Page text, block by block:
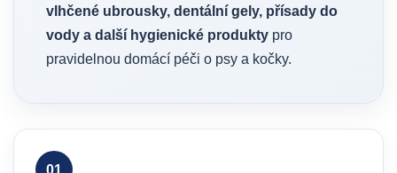
vlhčené ubrousky, dentální gely, přísady do
vody a další hygienické produkty pro
pravidelnou domácí péči o psy a kočky.
01